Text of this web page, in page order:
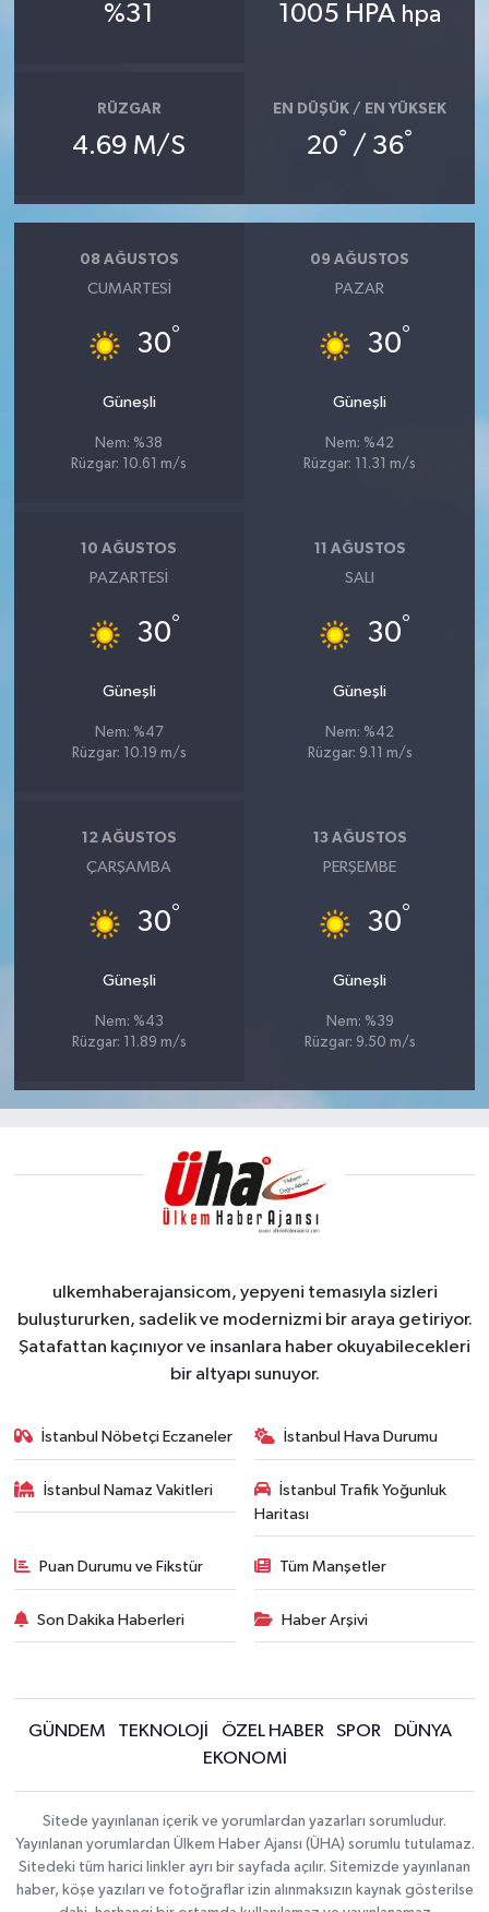
%31 1005 HPA hpa
RÜZGAR
4.69 M/S
EN DÜŞÜK / EN YÜKSEK
20° / 36°
08 AĞUSTOS
CUMARTESI
30°
Güneşli
Nem: %38
Rüzgar: 10.61 m/s
09 AĞUSTOS
PAZAR
30°
Güneşli
Nem: %42
Rüzgar: 11.31 m/s
10 AĞUSTOS
PAZARTESI
30°
Güneşli
Nem: %47
Rüzgar: 10.19 m/s
11 AĞUSTOS
SALI
30°
Güneşli
Nem: %42
Rüzgar: 9.11 m/s
12 AĞUSTOS
ÇARŞAMBA
30°
Güneşli
Nem: %43
Rüzgar: 11.89 m/s
13 AĞUSTOS
PERŞEMBE
30°
Güneşli
Nem: %39
Rüzgar: 9.50 m/s
ulkemhaberajansicom, yepyeni temasıyla sizleri
buluştururken, sadelik ve modernizmi bir araya getiriyor.
Şatafattan kaçınıyor ve insanlara haber okuyabilecekleri
bir altyapı sunuyor.
İstanbul Nöbetçi Eczaneler İstanbul Hava Durumu
İstanbul Namaz Vakitleri
İstanbul Trafik Yoğunluk
Haritası
Puan Durumu ve Fikstür Tüm Manşetler
Son Dakika Haberleri Haber Arşivi
GÜNDEM TEKNOLOJİ ÖZEL HABER SPOR
DÜNYA
EKONOMİ
Sitede yayınlanan içerik ve yorumlardan yazarları sorumludur.
Yayınlanan yorumlardan Ülkem Haber Ajansı (ÜHA) sorumlu tutulamaz.
Sitedeki tüm harici linkler ayrı bir sayfada açılır. Sitemizde yayınlanan
haber, köşe yazıları ve fotoğraflar izin alınmaksızın kaynak gösterilse